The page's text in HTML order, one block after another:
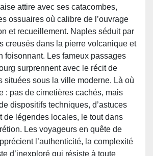
attire avec ses catacombes,
ossuaires où calibre de l’ouvrage
et recueillement. Naples séduit par
creusés dans la pierre volcanique et
foisonnant. Les fameux passages
surprennent avec le récit de
situées sous la ville moderne. Là où
: pas de cimetières cachés, mais
dispositifs techniques, d’astuces
de légendes locales, le tout dans
Les voyageurs en quête de
l’authenticité, la complexité
d’inexploré qui résiste à toute